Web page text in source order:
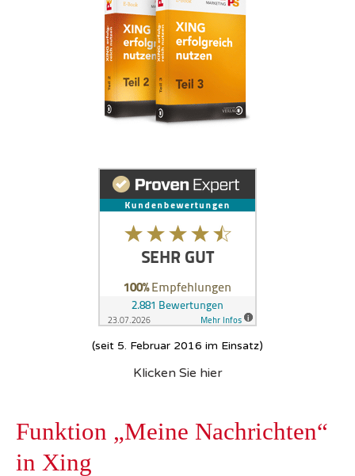
(seit 5. Februar 2016 im Einsatz)
Klicken Sie hier
Funktion „Meine Nachrichten“
in Xing